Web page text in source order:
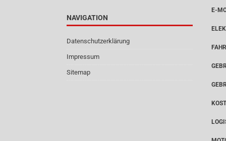
NAVIGATION
Datenschutzerklärung
Impressum
Sitemap
E-